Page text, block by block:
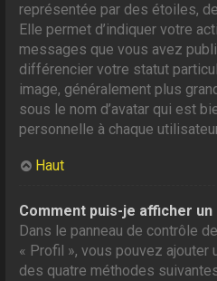
représentée par des étoiles,
Elle permet d’indiquer votre
messages que vous avez
différencier votre statut
image, généralement plus
sous le nom d’avatar qui est
personnelle à chaque
Haut
Comment puis-je afficher un
Dans le panneau de contrôle
« Profil », vous pouvez ajouter
des quatre méthodes